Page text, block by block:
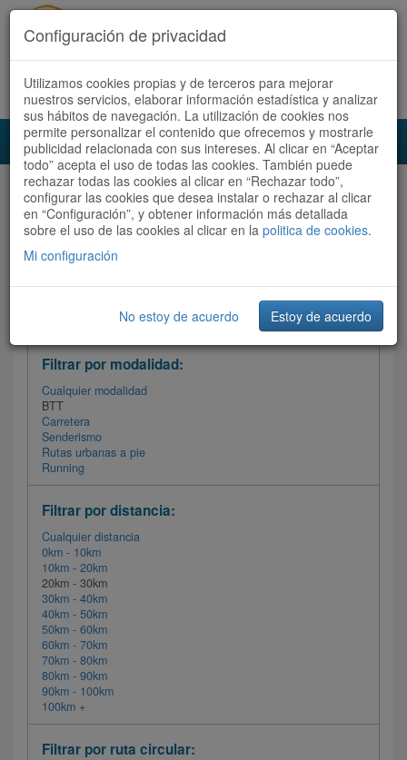
Acceder Registrate ahora Español | Català
Audioruta Todas las rutas
Todas las rutas Ordenar por:Más recientes
Filtrar las rutas
Filtrar por modalidad:
Cualquier modalidad
BTT
Carretera
Senderismo
Rutas urbanas a pie
Running
Filtrar por distancia:
Cualquier distancia
0km - 10km
10km - 20km
20km - 30km
30km - 40km
40km - 50km
50km - 60km
60km - 70km
70km - 80km
80km - 90km
90km - 100km
100km +
Filtrar por ruta circular:
Configuración de privacidad
Utilizamos cookies propias y de terceros para mejorar
nuestros servicios, elaborar información estadística y analizar
sus hábitos de navegación. La utilización de cookies nos
permite personalizar el contenido que ofrecemos y mostrarle
publicidad relacionada con sus intereses. Al clicar en “Aceptar
todo” acepta el uso de todas las cookies. También puede
rechazar todas las cookies al clicar en “Rechazar todo”,
configurar las cookies que desea instalar o rechazar al clicar
en “Configuración”, y obtener información más detallada
sobre el uso de las cookies al clicar en la politica de cookies.
Mi configuración
No estoy de acuerdo Estoy de acuerdo